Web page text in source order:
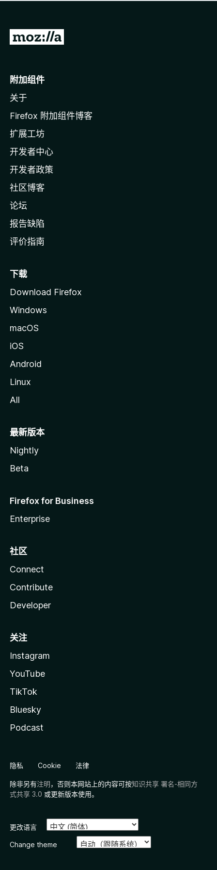
无
转
o
i
l
a
主
页
附加组件
关于
Firefox 附加组件博客
扩展工坊
开发者中心
开发者政策
社区博客
论坛
报告缺陷
评价指南
下载
Download Firefox
Windows
macOS
iOS
Android
Linux
All
最新版本
Nightly
Beta
Firefox for Business
Enterprise
社区
Connect
Contribute
Developer
关注
Instagram
YouTube
TikTok
Bluesky
Podcast
隐私 Cookie 法律
除非另有注明，否则本网站上的内容可按知识共享 署名-相同方
式共享 3.0 或更新版本使用。
更改语言
Change theme